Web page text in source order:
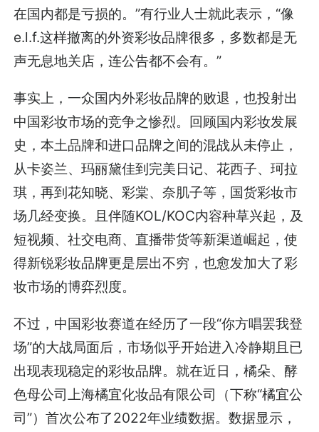
在国内都是亏损的。”有行业人士就此表示，“像
e.l.f.这样撤离的外资彩妆品牌很多，多数都是无
声无息地关店，连公告都不会有。”
事实上，一众国内外彩妆品牌的败退，也投射出
中国彩妆市场的竞争之惨烈。回顾国内彩妆发展
史，本土品牌和进口品牌之间的混战从未停止，
从卡姿兰、玛丽黛佳到完美日记、花西子、珂拉
琪，再到花知晓、彩棠、奈肌子等，国货彩妆市
场几经变换。且伴随KOL/KOC内容种草兴起，及
短视频、社交电商、直播带货等新渠道崛起，使
得新锐彩妆品牌更是层出不穷，也愈发加大了彩
妆市场的博弈烈度。
不过，中国彩妆赛道在经历了一段“你方唱罢我登
场”的大战局面后，市场似乎开始进入冷静期且已
出现表现稳定的彩妆品牌。就在近日，橘朵、酵
色母公司上海橘宜化妆品有限公司（下称“橘宜公
司”）首次公布了2022年业绩数据。数据显示，